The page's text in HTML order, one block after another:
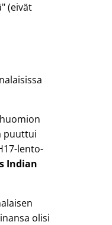
(eivät
puuttui
-lento-
Indian
olisi